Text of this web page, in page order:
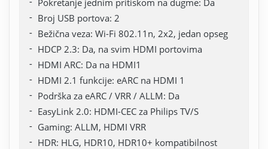
Broj USB portova: 2
Bežična veza: Wi-Fi 802.11n, 2x2, jedan opseg
HDCP 2.3: Da, na svim HDMI portovima
HDMI ARC: Da na HDMI1
HDMI 2.1 funkcije: eARC na HDMI 1
Podrška za eARC / VRR / ALLM: Da
EasyLink 2.0: HDMI-CEC za Philips TV/S
Gaming: ALLM, HDMI VRR
HDR: HLG, HDR10, HDR10+ kompatibilnost